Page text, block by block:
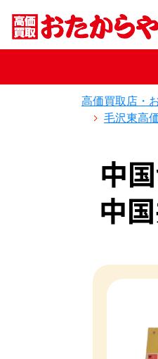
高価買取店・
毛沢東高
中
中